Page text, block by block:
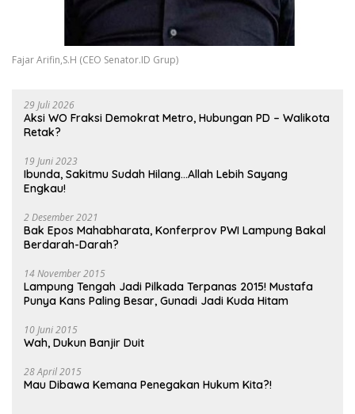
Fajar Arifin,S.H (CEO Senator.ID Grup)
29 Juli 2026
Aksi WO Fraksi Demokrat Metro, Hubungan PD – Walikota
Retak?
19 Juni 2023
Ibunda, Sakitmu Sudah Hilang…Allah Lebih Sayang
Engkau!
2 Desember 2021
Bak Epos Mahabharata, Konferprov PWI Lampung Bakal
Berdarah-Darah?
14 November 2015
Lampung Tengah Jadi Pilkada Terpanas 2015! Mustafa
Punya Kans Paling Besar, Gunadi Jadi Kuda Hitam
10 Juni 2015
Wah, Dukun Banjir Duit
28 April 2015
Mau Dibawa Kemana Penegakan Hukum Kita?!